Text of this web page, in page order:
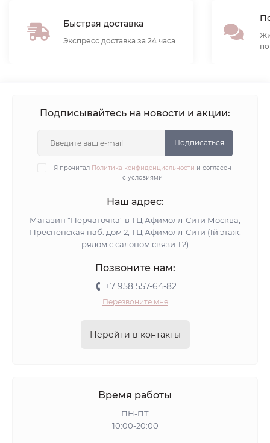
Быстрая доставка
Экспресс доставка за 24 часа
Подписывайтесь на новости и акции:
Подписаться
Я прочитал Политика конфиденциальности и согласен
с условиями
Наш адрес:
Магазин "Перчаточка" в ТЦ Афимолл-Сити Москва,
Пресненская наб. дом 2, ТЦ Афимолл-Сити (1й этаж,
рядом с салоном связи Т2)
Позвоните нам:
+7 958 557-64-82
Перезвоните мне
Перейти в контакты
Время работы
ПН-ПТ
10:00-20:00